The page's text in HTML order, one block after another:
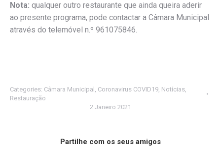
Nota: qualquer outro restaurante que ainda queira aderir
ao presente programa, pode contactar a Câmara Municipal
através do telemóvel n.º 961075846.
Categories: Câmara Municipal , Coronavirus COVID19, Notícias,
Restauração
2 Janeiro 2021
Partilhe com os seus amigos